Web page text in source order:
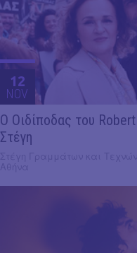
12
NOV
O Οιδίποδας του
Στέγη